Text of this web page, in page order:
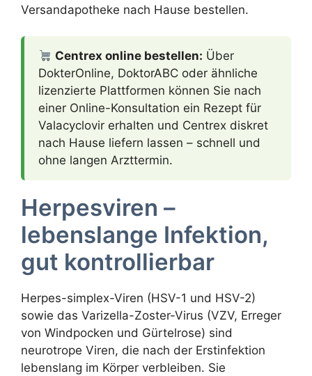
Versandapotheke nach Hause bestellen.
Centrex online bestellen: Über
DokterOnline, DoktorABC oder ähnliche
lizenzierte Plattformen können Sie nach
einer Online-Konsultation ein Rezept für
Valacyclovir erhalten und Centrex diskret
nach Hause liefern lassen – schnell und
ohne langen Arzttermin.
Herpesviren –
lebenslange Infektion,
gut kontrollierbar
Herpes-simplex-Viren (HSV-1 und HSV-2)
sowie das Varizella-Zoster-Virus (VZV, Erreger
von Windpocken und Gürtelrose) sind
neurotrope Viren, die nach der Erstinfektion
lebenslang im Körper verbleiben. Sie